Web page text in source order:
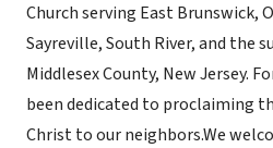
Church serving East Brunswick,
Sayreville, South River, and the
Middlesex County, New Jersey.
been dedicated to proclaiming
Christ to our neighbors.We